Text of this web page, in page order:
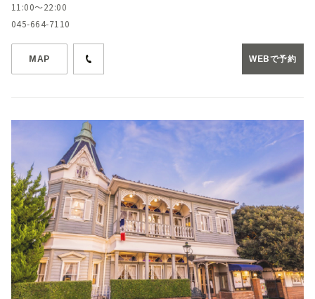
11:00～22:00
045-664-7110
MAP WEBで予約